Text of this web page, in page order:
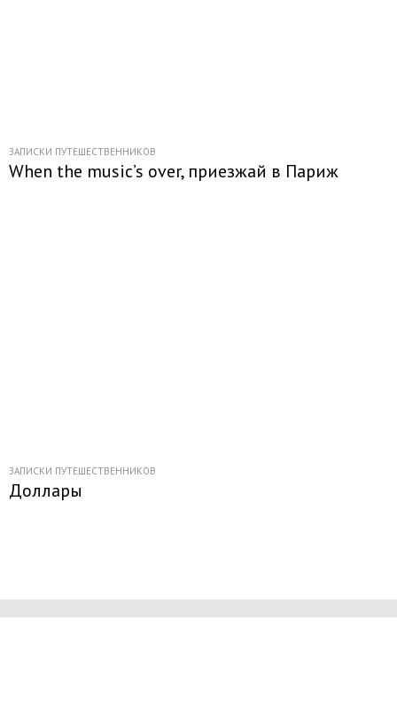
ЗАПИСКИ ПУТЕШЕСТВЕННИКОВ
When the music’s over, приезжай в Париж
ЗАПИСКИ ПУТЕШЕСТВЕННИКОВ
Доллары